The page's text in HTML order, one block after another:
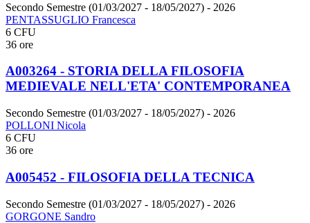
Secondo Semestre (01/03/2027 - 18/05/2027) - 2026
PENTASSUGLIO Francesca
6 CFU
36 ore
A003264 - STORIA DELLA FILOSOFIA
MEDIEVALE NELL'ETA' CONTEMPORANEA
Secondo Semestre (01/03/2027 - 18/05/2027) - 2026
POLLONI Nicola
6 CFU
36 ore
A005452 - FILOSOFIA DELLA TECNICA
Secondo Semestre (01/03/2027 - 18/05/2027) - 2026
GORGONE Sandro